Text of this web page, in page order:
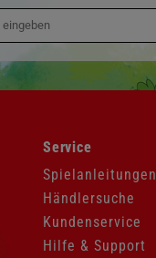
Navigation
überspringen
Service
Spielanleitungen
Händlersuche
Kundenservice
Hilfe & Support